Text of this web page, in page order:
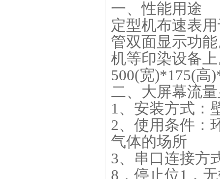
一、性能用途
定型机布速表
管双面显示功
机等印染设备
500(宽)*175(高
二、大屏幕流
1、安装方式：
2、使用条件：
气体的场所
3、串口连接方
8，停止位1，